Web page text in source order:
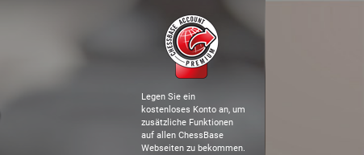
Legen Sie ein
kostenloses Konto an, um
zusätzliche Funktionen
auf allen ChessBase
Webseiten zu bekommen.